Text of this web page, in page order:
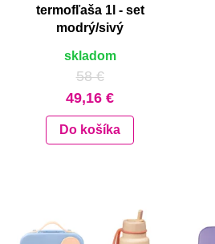
termofľaša 1l - set
modrý/sivý
skladom
58 €
49,16 €
Do košíka